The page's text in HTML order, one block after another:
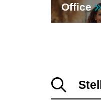
Office